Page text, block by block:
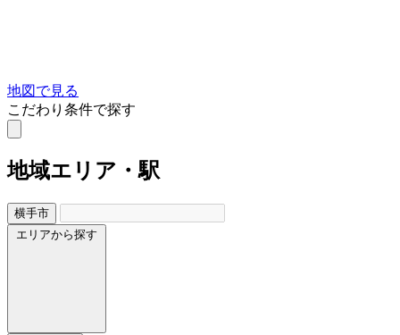
地図で見る
こだわり条件で探す
地域エリア・駅
横手市
エリアから探す